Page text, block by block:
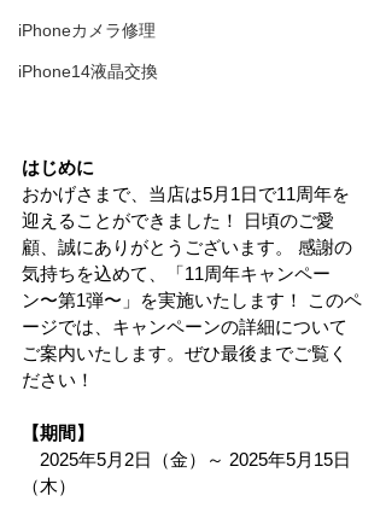
iPhoneカメラ修理
iPhone14液晶交換
はじめに
おかげさまで、当店は5月1日で11周年を
迎えることができました！ 日頃のご愛
顧、誠にありがとうございます。 感謝の
気持ちを込めて、「11周年キャンペー
ン〜第1弾〜」を実施いたします！ このペ
ージでは、キャンペーンの詳細について
ご案内いたします。ぜひ最後までご覧く
ださい！
【期間】
2025年5月2日（金）～ 2025年5月15日
（木）